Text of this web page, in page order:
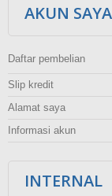
AKUN SAYA
Daftar pembelian
Slip kredit
Alamat saya
Informasi akun
INTERNAL